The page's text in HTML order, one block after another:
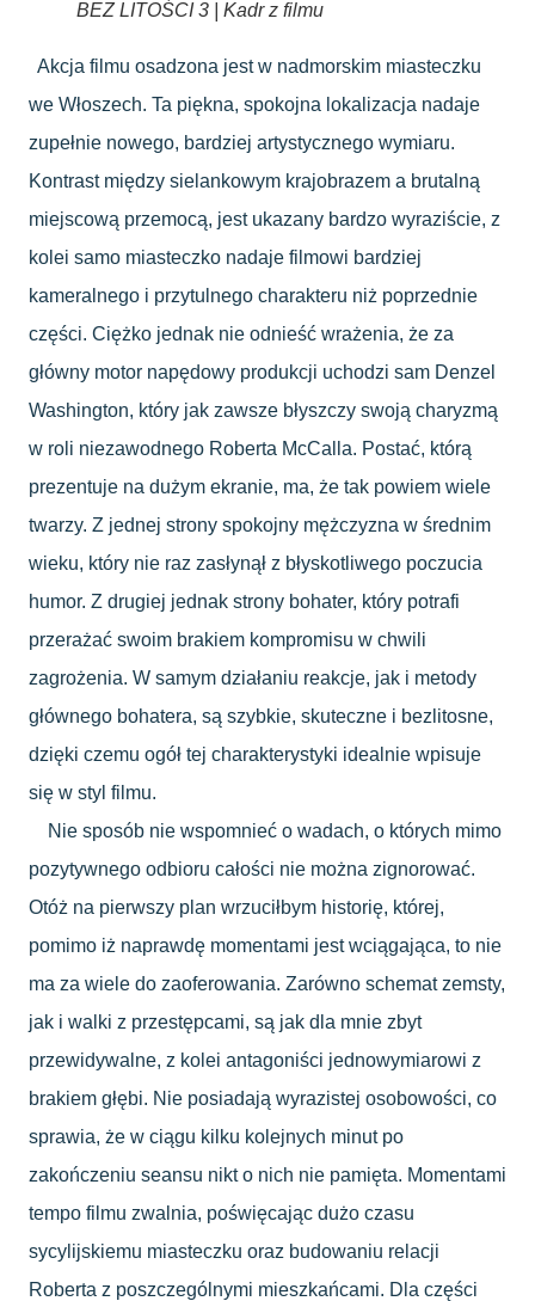
BEZ LITOŚCI 3 | Kadr z filmu
Akcja filmu osadzona jest w nadmorskim miasteczku
we Włoszech. Ta piękna, spokojna lokalizacja nadaje
zupełnie nowego, bardziej artystycznego wymiaru.
Kontrast między sielankowym krajobrazem a brutalną
miejscową przemocą, jest ukazany bardzo wyraziście, z
kolei samo miasteczko nadaje filmowi bardziej
kameralnego i przytulnego charakteru niż poprzednie
części. Ciężko jednak nie odnieść wrażenia, że za
główny motor napędowy produkcji uchodzi sam Denzel
Washington, który jak zawsze błyszczy swoją charyzmą
w roli niezawodnego Roberta McCalla. Postać, którą
prezentuje na dużym ekranie, ma, że tak powiem wiele
twarzy. Z jednej strony spokojny mężczyzna w średnim
wieku, który nie raz zasłynął z błyskotliwego poczucia
humor. Z drugiej jednak strony bohater, który potrafi
przerażać swoim brakiem kompromisu w chwili
zagrożenia. W samym działaniu reakcje, jak i metody
głównego bohatera, są szybkie, skuteczne i bezlitosne,
dzięki czemu ogół tej charakterystyki idealnie wpisuje
się w styl filmu.
Nie sposób nie wspomnieć o wadach, o których mimo
pozytywnego odbioru całości nie można zignorować.
Otóż na pierwszy plan wrzuciłbym historię, której,
pomimo iż naprawdę momentami jest wciągająca, to nie
ma za wiele do zaoferowania. Zarówno schemat zemsty,
jak i walki z przestępcami, są jak dla mnie zbyt
przewidywalne, z kolei antagoniści jednowymiarowi z
brakiem głębi. Nie posiadają wyrazistej osobowości, co
sprawia, że w ciągu kilku kolejnych minut po
zakończeniu seansu nikt o nich nie pamięta. Momentami
tempo filmu zwalnia, poświęcając dużo czasu
sycylijskiemu miasteczku oraz budowaniu relacji
Roberta z poszczególnymi mieszkańcami. Dla części